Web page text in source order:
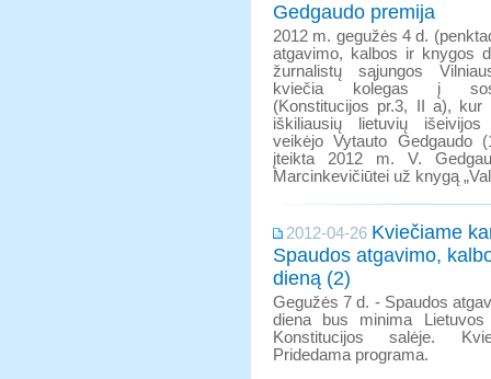
Gedgaudo premija
2012 m. gegužės 4 d.
atgavimo, kalbos ir knygos
žurnalistų sąjungos
kviečia kolegas į
(Konstitucijos pr.3, II a), kur
iškiliausių lietuvių
veikėjo Vytauto Gedgaudo
įteikta 2012 m. V.
Marcinkevičiūtei už knygą
2012-04-26 Kviečiame
Spaudos atgavimo,
dieną (2)
Gegužės 7 d. - Spaudos
diena bus minima Lietuvos
Konstitucijos salėje.
Pridedama programa.